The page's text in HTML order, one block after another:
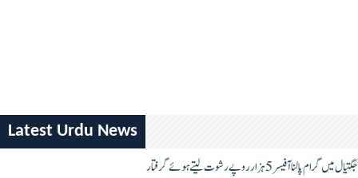
Latest Urdu News
جگتیال میں گرام پالنا آفیسر 5 ہزار روپے رشوت لیتے ہوئے گرفتار